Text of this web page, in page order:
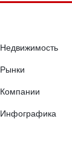
Недвижимость
Рынки
Компании
Инфографика